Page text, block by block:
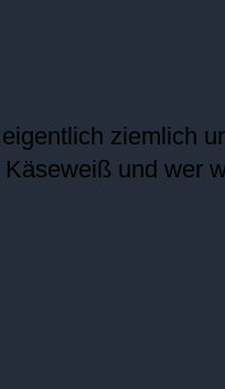
ziemlich
und wer